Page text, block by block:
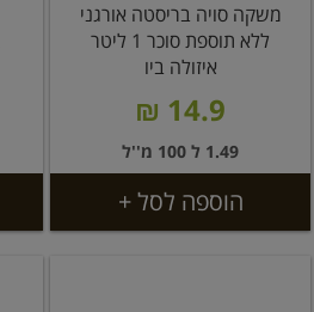
משקה סויה בריסטה אורגני
ללא תוספת סוכר 1 ליטר
איזולה ביו
14.9 ₪
1.49 ל 100 מ''ל
הוספה לסל +